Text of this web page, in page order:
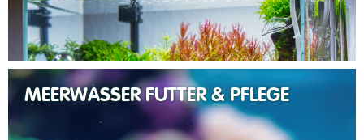
MEERWASSER FUTTER & PFLEGE